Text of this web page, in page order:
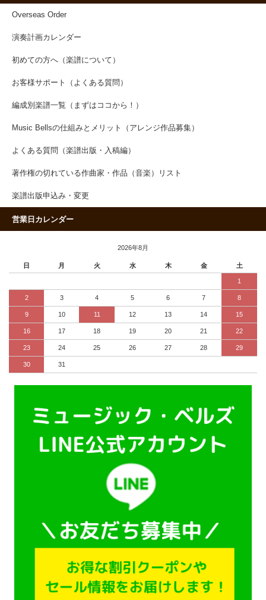
Overseas Order
演奏計画カレンダー
初めての方へ（楽譜について）
お客様サポート（よくある質問）
編成別楽譜一覧（まずはココから！）
Music Bellsの仕組みとメリット（アレンジ作品募集）
よくある質問（楽譜出版・入稿編）
著作権の切れている作曲家・作品（音楽）リスト
楽譜出版申込み・変更
営業日カレンダー
2026年8月
日 月 火 水 木 金 土
1
2 3 4 5 6 7 8
9 10 11 12 13 14 15
16 17 18 19 20 21 22
23 24 25 26 27 28 29
30 31